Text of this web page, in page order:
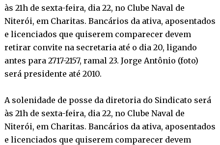
às 21h de sexta-feira, dia 22, no Clube Naval de
Niterói, em Charitas. Bancários da ativa, aposentados
e licenciados que quiserem comparecer devem
retirar convite na secretaria até o dia 20, ligando
antes para 2717-2157, ramal 23. Jorge Antônio (foto)
será presidente até 2010.
A solenidade de posse da diretoria do Sindicato será
às 21h de sexta-feira, dia 22, no Clube Naval de
Niterói, em Charitas. Bancários da ativa, aposentados
e licenciados que quiserem comparecer devem